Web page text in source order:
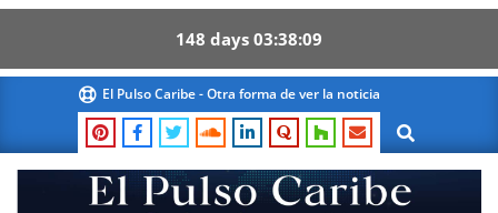
148 days 03 38 09
content
El Pulso Caribe - Otra forma de ver la noticia
Search